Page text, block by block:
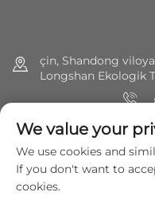
çin, Shandong
Longshan Ekologik
+86
We value your
We use cookies and
If you don't want to
cookies.